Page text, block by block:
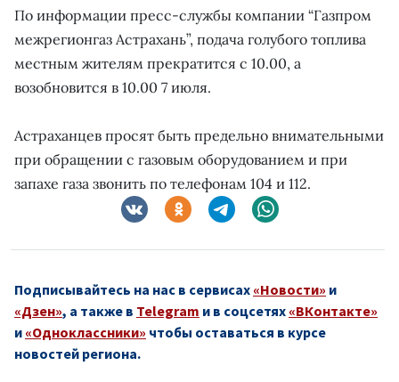
По информации пресс-службы компании “Газпром
межрегионгаз Астрахань”, подача голубого топлива
местным жителям прекратится с 10.00, а
возобновится в 10.00 7 июля.
Астраханцев просят быть предельно внимательными
при обращении с газовым оборудованием и при
запахе газа звонить по телефонам 104 и 112.
Подписывайтесь на нас в сервисах «Новости» и
«Дзен», а также в Telegram и в соцсетях «ВКонтакте»
и «Одноклассники» чтобы оставаться в курсе
новостей региона.